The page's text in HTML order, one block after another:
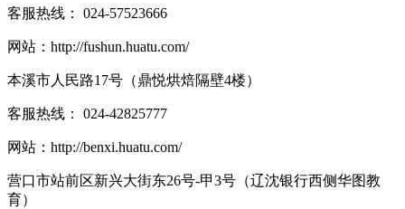
客服热线： 024-57523666
网站： http://fushun.huatu.com/
本溪市人民路17号（鼎悦烘焙隔壁4楼）
客服热线： 024-42825777
网站： http://benxi.huatu.com/
营口市站前区新兴大街东26号-甲3号（辽沈银行西侧华图教
育）